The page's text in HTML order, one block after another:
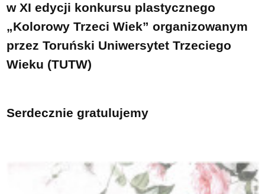
w XI edycji konkursu plastycznego
„Kolorowy Trzeci Wiek” organizowanym
przez Toruński Uniwersytet Trzeciego
Wieku (TUTW)
Serdecznie gratulujemy